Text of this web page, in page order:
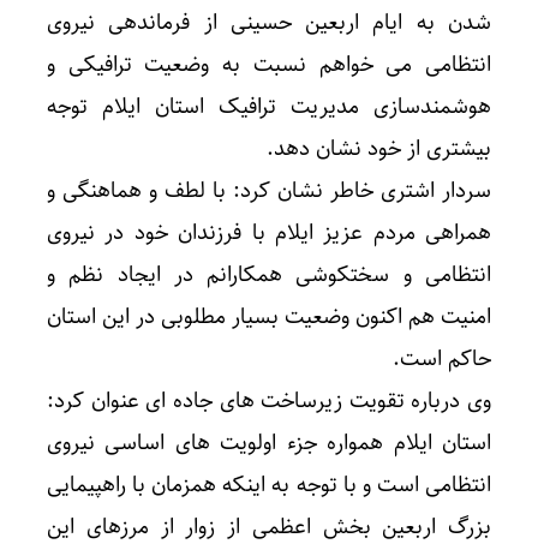
شدن به ایام اربعین حسینی از فرماندهی نیروی
انتظامی می خواهم نسبت به وضعیت ترافیکی و
هوشمندسازی مدیریت ترافیک استان ایلام توجه
بیشتری از خود نشان دهد.
سردار اشتری خاطر نشان کرد: با لطف و هماهنگی و
همراهی مردم عزیز ایلام با فرزندان خود در نیروی
انتظامی و سختکوشی همکارانم در ایجاد نظم و
امنیت هم اکنون وضعیت بسیار مطلوبی در این استان
حاکم است.
وی درباره تقویت زیرساخت های جاده ای عنوان کرد:
استان ایلام همواره جزء اولویت های اساسی نیروی
انتظامی است و با توجه به اینکه همزمان با راهپیمایی
بزرگ اربعین بخش اعظمی از زوار از مرزهای این